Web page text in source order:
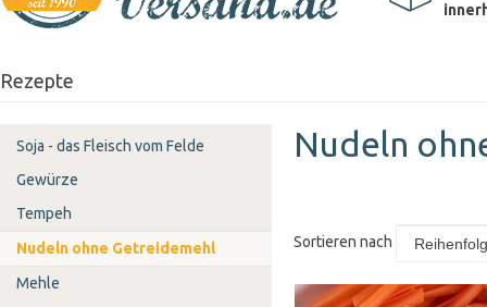
Rezepte
Nudeln
Sortieren nach
Soja - das Fleisch vom Felde
Gewürze
Tempeh
Nudeln ohne Getreidemehl
Mehle